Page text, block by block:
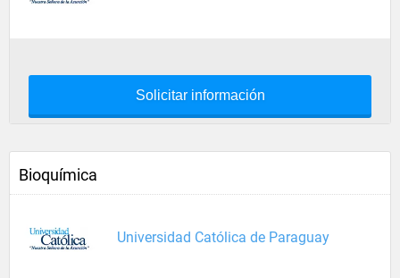
Solicitar información
Bioquímica
Universidad Católica de Paraguay